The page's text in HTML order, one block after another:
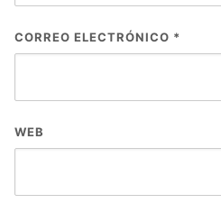
CORREO ELECTRÓNICO *
WEB